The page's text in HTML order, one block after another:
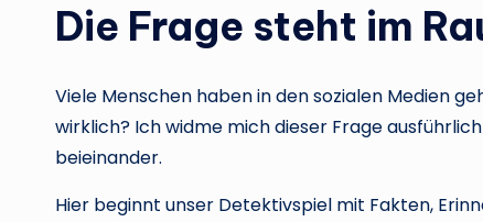
Die Frage steht im
Viele Menschen haben in den sozialen Medien
wirklich? Ich widme mich dieser Frage
beieinander.
Hier beginnt unser Detektivspiel mit Fakten,